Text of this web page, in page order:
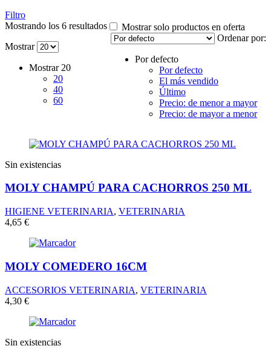
Filtro
Mostrando los 6 resultados
Mostrar solo productos en oferta
Ordenar por:
Por defecto
Por defecto
El más vendido
Último
Precio: de menor a mayor
Precio: de mayor a menor
Mostrar
Mostrar 20
20
40
60
Sin existencias
MOLY CHAMPÚ PARA CACHORROS 250 ML
HIGIENE VETERINARIA, VETERINARIA
4,65 €
MOLY COMEDERO 16CM
ACCESORIOS VETERINARIA, VETERINARIA
4,30 €
Sin existencias